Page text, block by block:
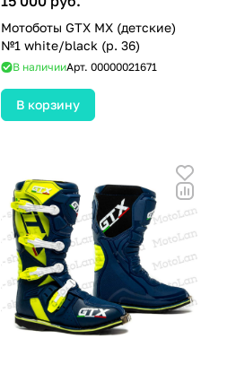
Мотоботы GTX MX (детские)
№1 white/black (р. 36)
В наличииАрт. 00000021671
В корзину